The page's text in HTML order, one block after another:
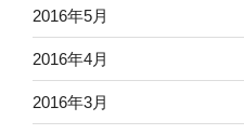
2016年5月
2016年4月
2016年3月